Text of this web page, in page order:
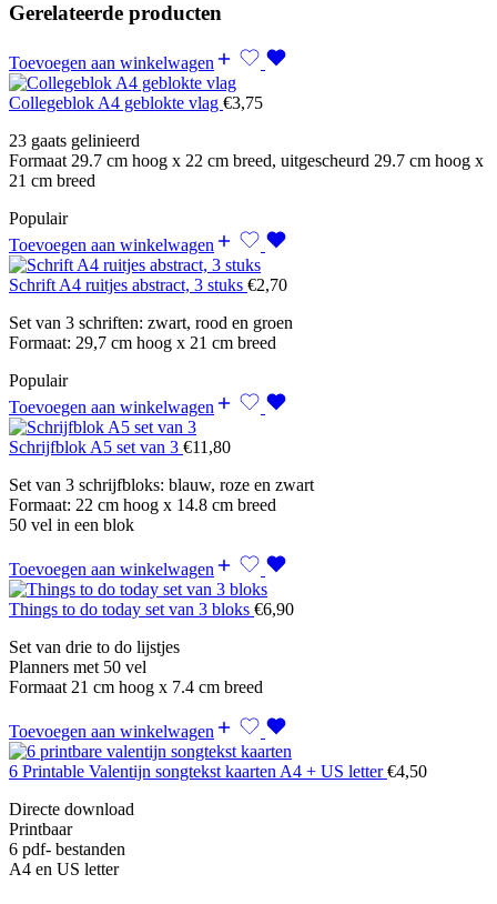
Gerelateerde producten
Toevoegen aan winkelwagen
Collegeblok A4 geblokte vlag €3,75
23 gaats gelinieerd
Formaat 29.7 cm hoog x 22 cm breed, uitgescheurd 29.7 cm hoog x
21 cm breed
Populair
Toevoegen aan winkelwagen
Schrift A4 ruitjes abstract, 3 stuks €2,70
Set van 3 schriften: zwart, rood en groen
Formaat: 29,7 cm hoog x 21 cm breed
Populair
Toevoegen aan winkelwagen
Schrijfblok A5 set van 3 €11,80
Set van 3 schrijfbloks: blauw, roze en zwart
Formaat: 22 cm hoog x 14.8 cm breed
50 vel in een blok
Toevoegen aan winkelwagen
Things to do today set van 3 bloks €6,90
Set van drie to do lijstjes
Planners met 50 vel
Formaat 21 cm hoog x 7.4 cm breed
Toevoegen aan winkelwagen
6 Printable Valentijn songtekst kaarten A4 + US letter€4,50
Directe download
Printbaar
6 pdf- bestanden
A4 en US letter